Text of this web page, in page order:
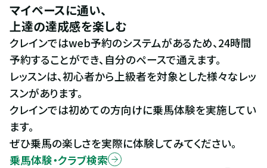
マイペースに通い、
上達の達成感を楽しむ
クレインではweb予約のシステムがあるため、24時間
予約することができ、自分のペースで通えます。
レッスンは、初心者から上級者を対象とした様々なレッ
スンがあります。
クレインでは初めての方向けに乗馬体験を実施してい
ます。
ぜひ乗馬の楽しさを実際に体験してみてください。
乗馬体験・クラブ検索